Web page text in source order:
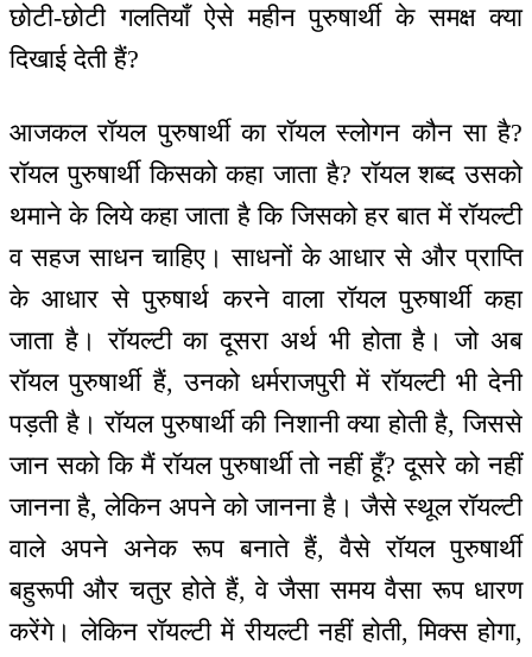
छोटी-छोटी गलतियाँ ऐसे महीन पुरुषार्थी के समक्ष क्या
दिखाई देती हैं?
आजकल रॉयल पुरुषार्थी का रॉयल स्लोगन कौन सा है?
रॉयल पुरुषार्थी किसको कहा जाता है? रॉयल शब्द उसको
थमाने के लिये कहा जाता है कि जिसको हर बात में रॉयल्टी
व सहज साधन चाहिए। साधनों के आधार से और प्राप्ति
के आधार से पुरुषार्थ करने वाला रॉयल पुरुषार्थी कहा
जाता है। रॉयल्टी का दूसरा अर्थ भी होता है। जो अब
रॉयल पुरुषार्थी हैं, उनको धर्मराजपुरी में रॉयल्टी भी देनी
पड़ती है। रॉयल पुरुषार्थी की निशानी क्या होती है, जिससे
जान सको कि मैं रॉयल पुरुषार्थी तो नहीं हूँ? दूसरे को नहीं
जानना है, लेकिन अपने को जानना है। जैसे स्थूल रॉयल्टी
वाले अपने अनेक रूप बनाते हैं, वैसे रॉयल पुरुषार्थी
बहुरूपी और चतुर होते हैं, वे जैसा समय वैसा रूप धारण
करेंगे। लेकिन रॉयल्टी में रीयल्टी नहीं होती, मिक्स होगा,